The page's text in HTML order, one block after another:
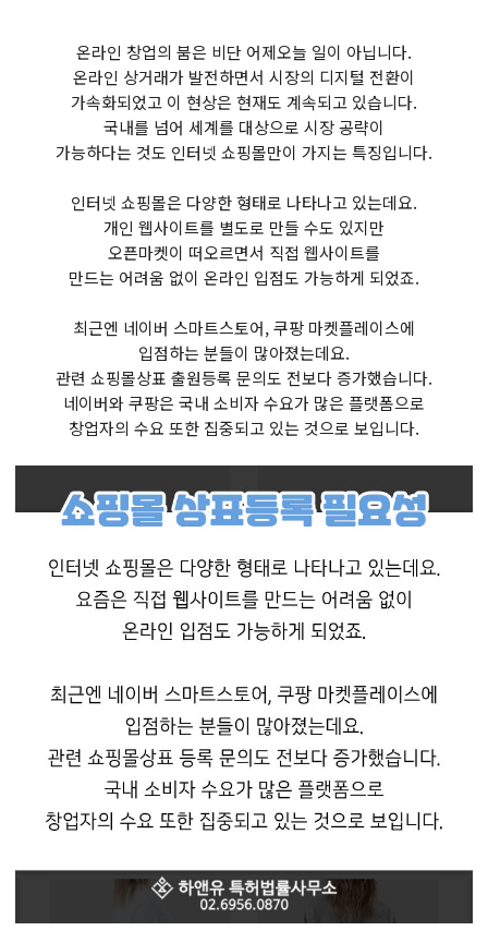
온라인 창업의 붐은 비단 어제오늘 일이 아닙니다.
온라인 상거래가 발전하면서 시장의 디지털 전환이
가속화되었고 이 현상은 현재도 계속되고 있습니다.
국내를 넘어 세계를 대상으로 시장 공략이
가능하다는 것도 인터넷 쇼핑몰만이 가지는 특징입니다.
인터넷 쇼핑몰은 다양한 형태로 나타나고 있는데요.
개인 웹사이트를 별도로 만들 수도 있지만
오픈마켓이 떠오르면서 직접 웹사이트를
만드는 어려움 없이 온라인 입점도 가능하게 되었죠.
최근엔 네이버 스마트스토어, 쿠팡 마켓플레이스에
입점하는 분들이 많아졌는데요.
관련 쇼핑몰상표 출원등록 문의도 전보다 증가했습니다.
네이버와 쿠팡은 국내 소비자 수요가 많은 플랫폼으로
창업자의 수요 또한 집중되고 있는 것으로 보입니다.